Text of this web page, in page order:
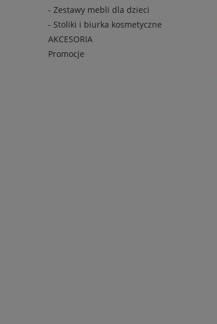
- Zestawy mebli dla dzieci
- Stoliki i biurka kosmetyczne
AKCESORIA
Promocje